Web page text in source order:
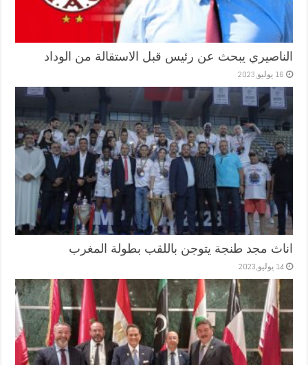
الناصيري يبحث عن رئيس قبل الاستقالة من الوداد
16 يوليو,2023
اناث مجد طنجة يتوجن باللقب بطولة المغرب
14 يوليو,2023